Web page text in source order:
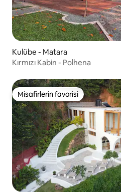
Kulübe - Matara
Kırmızı Kabin - Polhena
Misafirlerin favorisi
Misafirlerin favorisi